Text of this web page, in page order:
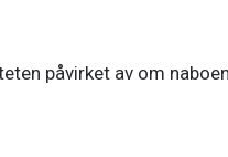
påvirket av om